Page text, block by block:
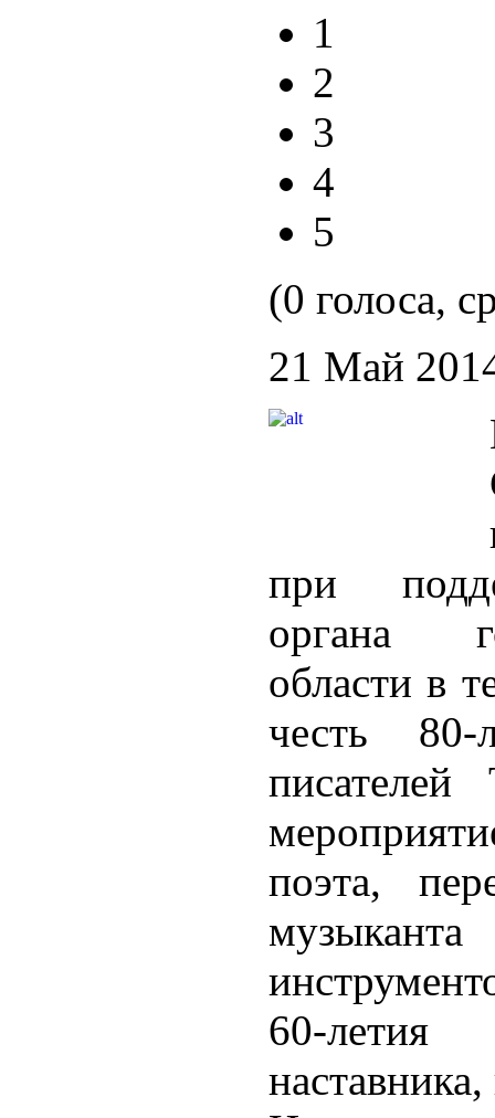
1
2
3
4
5
(0 голоса,
21 Май
при
органа
области в
честь 80-
писателей
поэта,
60-летия